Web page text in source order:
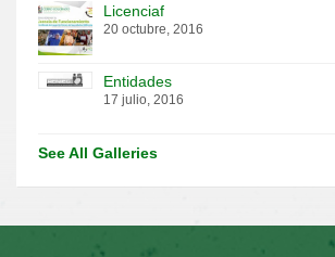
Licenciaf
20 octubre, 2016
Entidades
17 julio, 2016
See All Galleries